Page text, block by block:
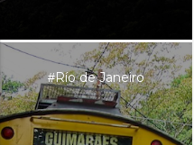
#Río de Janeiro